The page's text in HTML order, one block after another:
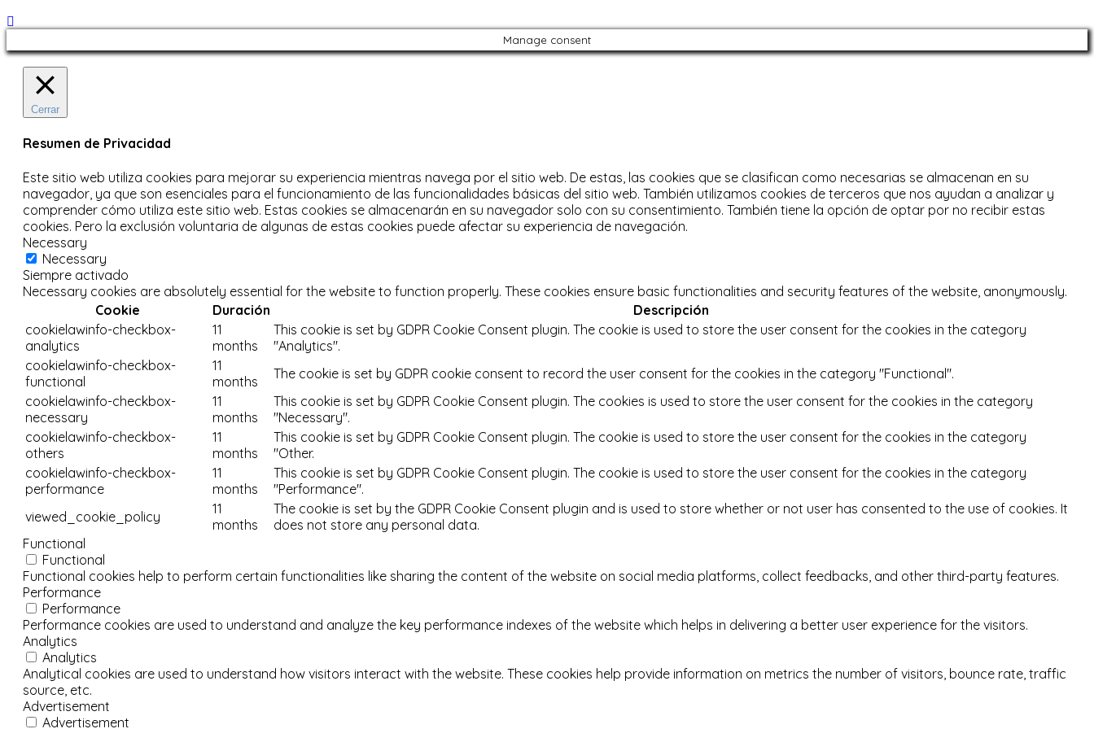
Manage consent
Cerrar
Resumen de Privacidad
Este sitio web utiliza cookies para mejorar su experiencia mientras navega por el sitio web. De estas, las cookies que se clasifican como necesarias se almacenan en su
navegador, ya que son esenciales para el funcionamiento de las funcionalidades básicas del sitio web. También utilizamos cookies de terceros que nos ayudan a analizar y
comprender cómo utiliza este sitio web. Estas cookies se almacenarán en su navegador solo con su consentimiento. También tiene la opción de optar por no recibir estas
cookies. Pero la exclusión voluntaria de algunas de estas cookies puede afectar su experiencia de navegación.
Necessary
Necessary
Siempre activado
Necessary cookies are absolutely essential for the website to function properly. These cookies ensure basic functionalities and security features of the website, anonymously.
Cookie
Duración
Descripción
cookielawinfo-checkbox-
analytics
11
months
This cookie is set by GDPR Cookie Consent plugin. The cookie is used to store the user consent for the cookies in the category
"Analytics".
cookielawinfo-checkbox-
functional
11
months
The cookie is set by GDPR cookie consent to record the user consent for the cookies in the category "Functional".
cookielawinfo-checkbox-
necessary
11
months
This cookie is set by GDPR Cookie Consent plugin. The cookies is used to store the user consent for the cookies in the category
"Necessary".
cookielawinfo-checkbox-
others
11
months
This cookie is set by GDPR Cookie Consent plugin. The cookie is used to store the user consent for the cookies in the category
"Other.
cookielawinfo-checkbox-
performance
11
months
This cookie is set by GDPR Cookie Consent plugin. The cookie is used to store the user consent for the cookies in the category
"Performance".
viewed_cookie_policy
11
months
The cookie is set by the GDPR Cookie Consent plugin and is used to store whether or not user has consented to the use of cookies. It
does not store any personal data.
Functional
Functional
Functional cookies help to perform certain functionalities like sharing the content of the website on social media platforms, collect feedbacks, and other third-party features.
Performance
Performance
Performance cookies are used to understand and analyze the key performance indexes of the website which helps in delivering a better user experience for the visitors.
Analytics
Analytics
Analytical cookies are used to understand how visitors interact with the website. These cookies help provide information on metrics the number of visitors, bounce rate, traffic
source, etc.
Advertisement
Advertisement